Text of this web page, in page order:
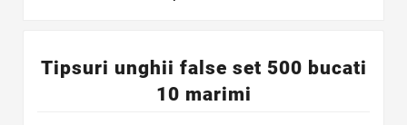
Tipsuri unghii false set 500 bucati
10 marimi